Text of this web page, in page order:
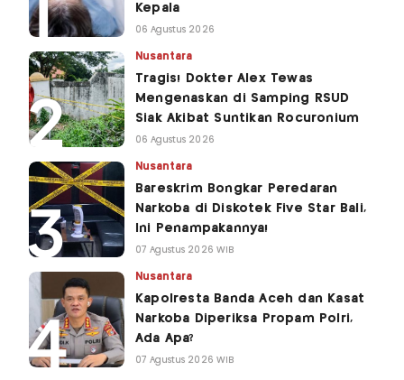
Kepala
06 Agustus 2026
Nusantara
Tragis! Dokter Alex Tewas
Mengenaskan di Samping RSUD
Siak Akibat Suntikan Rocuronium
06 Agustus 2026
Nusantara
Bareskrim Bongkar Peredaran
Narkoba di Diskotek Five Star Bali,
Ini Penampakannya!
07 Agustus 2026 WIB
Nusantara
Kapolresta Banda Aceh dan Kasat
Narkoba Diperiksa Propam Polri,
Ada Apa?
07 Agustus 2026 WIB